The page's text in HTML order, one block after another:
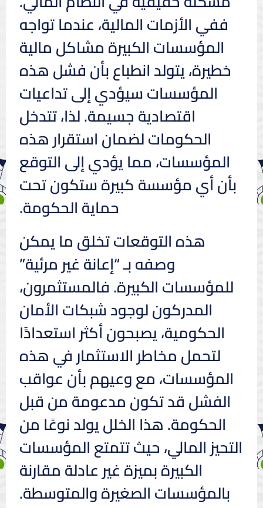
ففي الأزمات المالية، عندما تواجه
المؤسسات الكبيرة مشاكل مالية
خطيرة، يتولد انطباع بأن فشل هذه
المؤسسات سيؤدي إلى تداعيات
اقتصادية جسيمة. لذا، تتدخل
الحكومات لضمان استقرار هذه
المؤسسات، مما يؤدي إلى التوقع
بأن أي مؤسسة كبيرة ستكون تحت
حماية الحكومة.
هذه التوقعات تخلق ما يمكن
وصفه بـ “إعانة غير مرئية”
للمؤسسات الكبيرة. فالمستثمرون،
المدركون لوجود شبكات الأمان
الحكومية، يصبحون أكثر استعدادًا
لتحمل مخاطر الاستثمار في هذه
المؤسسات، مع وعيهم بأن عواقب
الفشل قد تكون مدعومة من قبل
الحكومة. هذا الخلل يولد نوعًا من
التحيز المالي، حيث تتمتع المؤسسات
الكبيرة بميزة غير عادلة مقارنة
بالمؤسسات الصغيرة والمتوسطة.